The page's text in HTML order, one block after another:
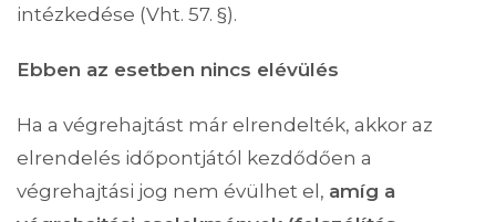
intézkedése (Vht. 57. §).
Ebben az esetben nincs elévülés
Ha a végrehajtást már elrendelték, akkor az
elrendelés időpontjától kezdődően a
végrehajtási jog nem évülhet el, amíg a